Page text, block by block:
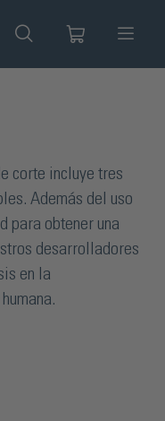
corte incluye tres
Además del uso
para obtener una
desarrolladores
en la